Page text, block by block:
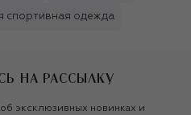
спортивная одежда
НА РАССЫЛКУ
эксклюзивных новинках и